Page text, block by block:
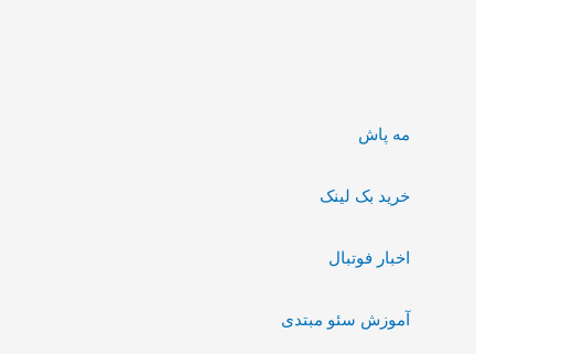
مه پاش
خرید بک لینک
اخبار فوتبال
آموزش سئو مبتدی